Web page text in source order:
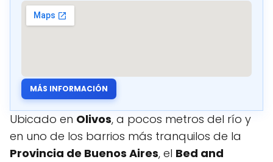
MÁS INFORMACIÓN
Ubicado en Olivos, a pocos metros del río y
en uno de los barrios más tranquilos de la
Provincia de Buenos Aires, el Bed and